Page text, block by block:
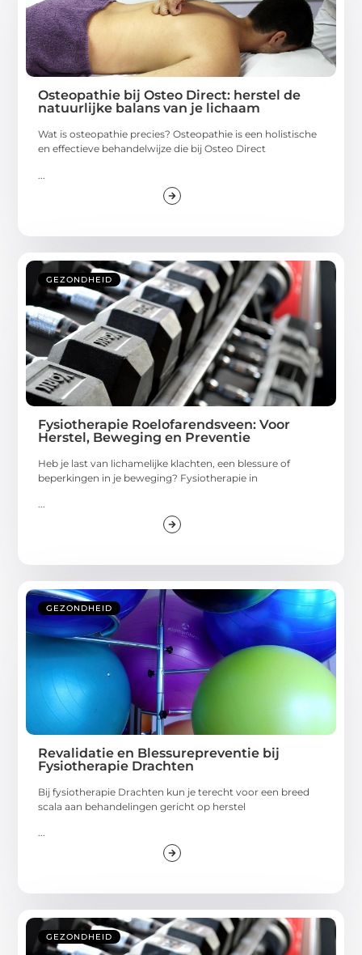
Osteopathie bij Osteo Direct: herstel de
natuurlijke balans van je lichaam
Wat is osteopathie precies? Osteopathie is een holistische
en effectieve behandelwijze die bij Osteo Direct
GEZONDHEID
Fysiotherapie Roelofarendsveen: Voor
Herstel, Beweging en Preventie
Heb je last van lichamelijke klachten, een blessure of
beperkingen in je beweging? Fysiotherapie in
...
GEZONDHEID
Revalidatie en Blessurepreventie bij
Fysiotherapie Drachten
Bij fysiotherapie Drachten kun je terecht voor een breed
scala aan behandelingen gericht op herstel
...
GEZONDHEID